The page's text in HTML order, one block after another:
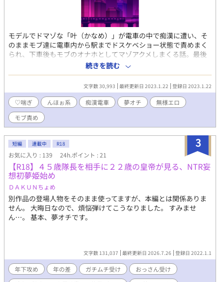
モデルでドマゾな「叶（かなめ）」が電車の中で痴漢に遭い、そ
のままモブ達に電車内から駅までドスケベショー状態で責めまく
られ、下車後もモブのオナホとしてマゾアクメしまくる話。最後
は恋人の「慎弥（しんや）」も出てきますが、ほぼモブ責めで
す。タイトル通りのオチですが、無様度強め。 コミッションにて
執筆させていただいた作品の再掲となり、キャラクターの人物
像・設定等はご依頼主様に帰属します。ありがとうございまし
た！ pixiv/ムーンライトノベルズにも同作品を投稿しています。
なにかありましたら（web拍手） http://bit.ly/38kXFb0 Twitter
垢・拍手返信はこちらから行っています
https://twitter.com/show1write
続きを読む
文字数 30,993 最終更新日 2023.1.22 登録日 2023.1.22
♡喘ぎ んほぉ系 痴漢電車 夢オチ
無様エロ
モブ責め
3
短編 連載中 R18
お気に入り : 139 24h.ポイント : 21
【R18】４５歳隊長を相手に２２歳の皇帝が見る、NTR妄
想初夢姫始め
ＤＡＫＵＮちょめ
別作品の登場人物をそのまま使ってますが、本編とは関係ありま
せん。 大晦日なので、煩悩弾けてこうなりました。 すみませ
ん…。 基本、夢オチです。
文字数 131,037 最終更新日 2026.7.26 登録日 2022.1.1
年下攻め 年の差 ガチムチ受け
おっさん受け